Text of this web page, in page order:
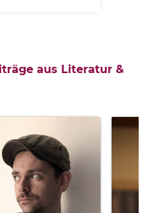
aus Literatur &